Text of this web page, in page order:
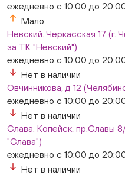
ежедневно с 10:00 до
Мало
Невский. Черкасская 17 (г.
за ТК "Невский")
ежедневно с 10:00 до
Нет в наличии
Овчинникова, д 12
ежедневно с 10:00 до
Нет в наличии
Слава. Копейск, пр.Славы
"Слава")
ежедневно с 10:00 до
Нет в наличии